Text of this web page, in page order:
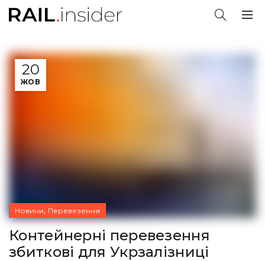
20
ЖОВ
Новини, Перевезення
Контейнерні перевезення
збиткові для Укрзалізниці